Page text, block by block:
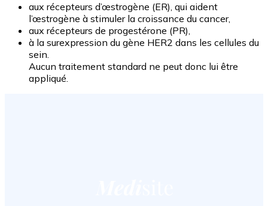
aux récepteurs d’œstrogène (ER), qui aident
l’œstrogène à stimuler la croissance du cancer,
aux récepteurs de progestérone (PR),
à la surexpression du gène HER2 dans les cellules du
sein.
Aucun traitement standard ne peut donc lui être
appliqué.